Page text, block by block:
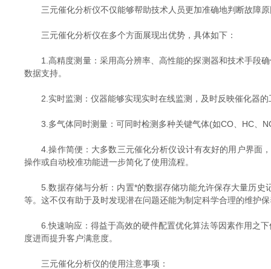
三元催化分析仪不仅能够帮助技术人员更加准确地判断故障原
三元催化分析仪在多个方面展现出优势，具体如下：
1.高精度测量：采用高分辨率、高性能的探测器和技术手段确
数据支持。
2.实时监测：仪器能够实现实时在线监测，及时反映催化器的
3.多气体同时测量：可同时检测多种关键气体(如CO、HC、
4.操作简便：大多数三元催化分析仪设计有友好的用户界面，
操作或自动校准功能进一步简化了使用流程。
5.数据存储与分析：内置*的数据存储功能允许保存大量历史
等。这不仅有助于及时发现潜在问题还能为制定科学合理的维护
6.快速响应：得益于高效的硬件配置优化算法等因素作用之下
度进而提升客户满意度。
三元催化分析仪的使用注意事项：